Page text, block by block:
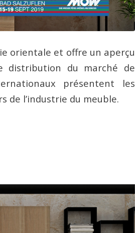
orientale et offre un aperçu
distribution du marché de
présentent les
de l’industrie du meuble.